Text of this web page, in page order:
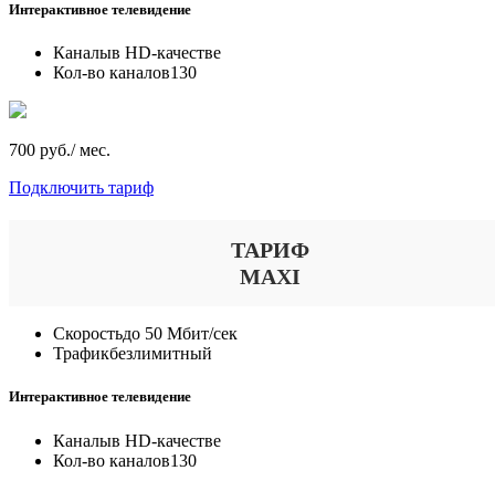
Интерактивное телевидение
Каналыв HD-качестве
Кол-во каналов130
700 руб./ мес.
Подключить тариф
ТАРИФ
MAXI
Скоростьдо 50 Мбит/сек
Трафикбезлимитный
Интерактивное телевидение
Каналыв HD-качестве
Кол-во каналов130